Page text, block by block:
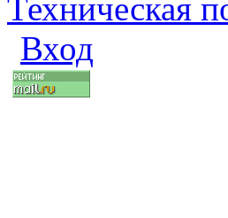
Техническая
Вход